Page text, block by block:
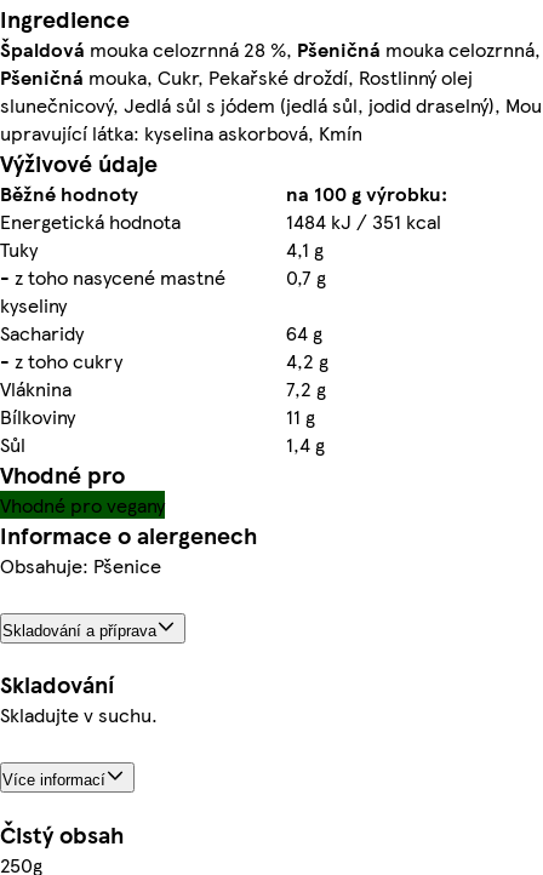
Ingredience
Špaldová mouka celozrnná 28 %, Pšeničná mouka celozrnná,
Pšeničná mouka, Cukr, Pekařské droždí, Rostlinný olej
slunečnicový, Jedlá sůl s jódem (jedlá sůl, jodid draselný),
upravující látka: kyselina askorbová, Kmín
Výživové údaje
Běžné hodnoty
na 100 g výrobku:
Energetická hodnota
1484 kJ / 351 kcal
Tuky
4,1 g
- z toho nasycené mastné
kyseliny
0,7 g
Sacharidy
64 g
- z toho cukry
4,2 g
Vláknina
7,2 g
Bílkoviny
11 g
Sůl
1,4 g
Vhodné pro
Vhodné pro vegany
Informace o alergenech
Obsahuje: Pšenice
Skladování a příprava
Skladování
Skladujte v suchu.
Více informací
Čistý obsah
250g